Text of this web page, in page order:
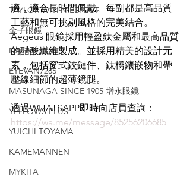
TAYLOR WITH RESPECT
金子眼鏡
NATIVE SONS
EYEVAN7285
MASUNAGA SINCE 1905 增永眼鏡
YELLOWS PLUS
YUICHI TOYAMA
KAMEMANNEN
MYKITA
適，適合長時間佩戴。每副都是高品質
工藝和無可挑剔風格的完美結合。
Aegeus 眼鏡採用輕盈鈦金屬和最高品質
的醋酸纖維製成。並採用精美的設計元
素，包括窗式鉸鏈件、鈦橋鑲嵌物和帶
壓線細節的超薄鏡腿。
透過WHATSAPP即時向店員查詢：
https://wa.me/message/85256206685